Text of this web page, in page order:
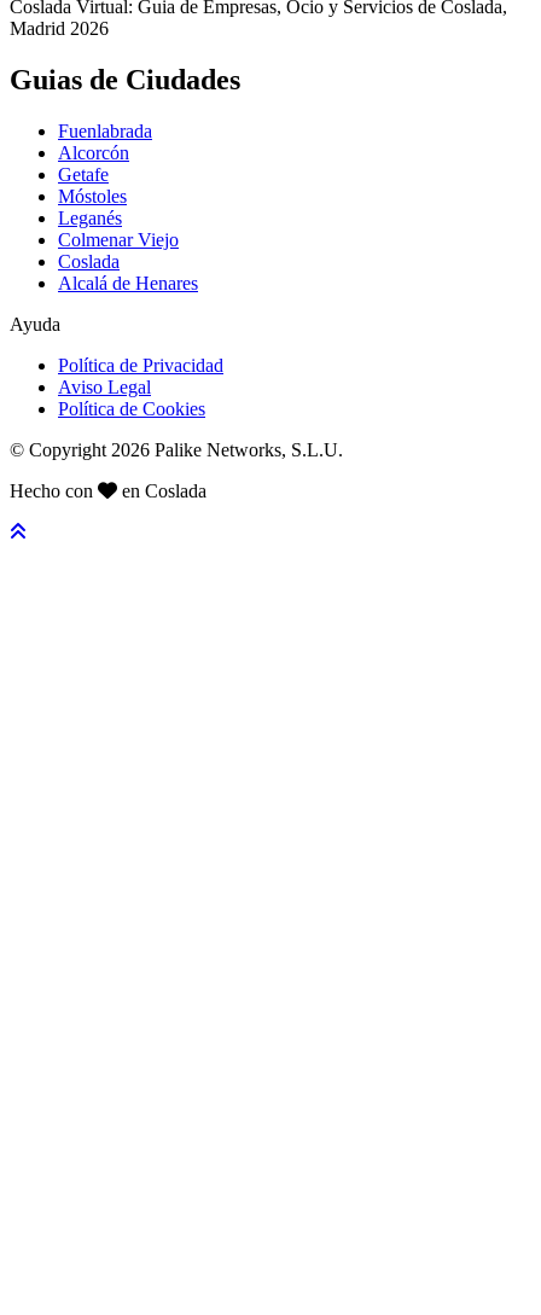
Coslada Virtual: Guia de Empresas, Ocio y Servicios de Coslada,
Madrid 2026
Guias de Ciudades
Fuenlabrada
Alcorcón
Getafe
Móstoles
Leganés
Colmenar Viejo
Coslada
Alcalá de Henares
Ayuda
Política de Privacidad
Aviso Legal
Política de Cookies
© Copyright 2026 Palike Networks, S.L.U.
Hecho con
en Coslada